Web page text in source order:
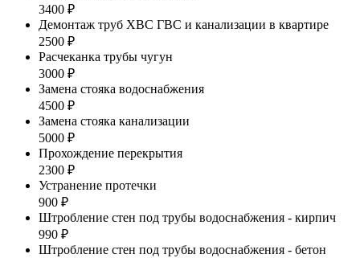
3400 ₽
Демонтаж труб ХВС ГВС и канализации в квартире
2500 ₽
Расчеканка трубы чугун
3000 ₽
Замена стояка водоснабжения
4500 ₽
Замена стояка канализации
5000 ₽
Прохождение перекрытия
2300 ₽
Устранение протечки
900 ₽
Штробление стен под трубы водоснабжения - кирпич
990 ₽
Штробление стен под трубы водоснабжения - бетон